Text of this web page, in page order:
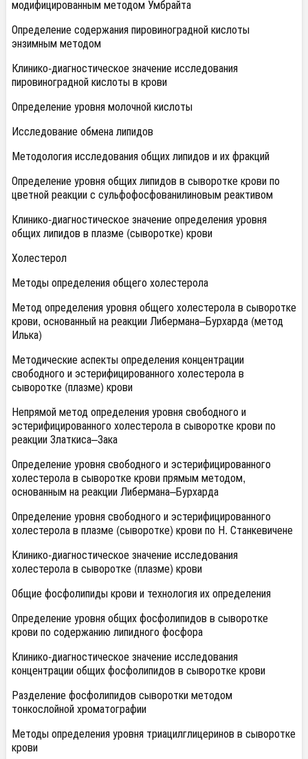
модифицированным методом Умбрайта
Определение содержания пировиноградной кислоты
энзимным методом
Клинико-диагностическое значение исследования
пировиноградной кислоты в крови
Определение уровня молочной кислоты
Исследование обмена липидов
Методология исследования общих липидов и их фракций
Определение уровня общих липидов в сыворотке крови по
цветной реакции с сульфофосфованилиновым реактивом
Клинико-диагностическое значение определения уровня
общих липидов в плазме (сыворотке) крови
Холестерол
Методы определения общего холестерола
Метод определения уровня общего холестерола в сыворотке
крови, основанный на реакции Либермана–Бурхарда (метод
Илька)
Методические аспекты определения концентрации
свободного и эстерифицированного холестерола в
сыворотке (плазме) крови
Непрямой метод определения уровня свободного и
эстерифицированного холестерола в сыворотке крови по
реакции Златкиса–Зака
Определение уровня свободного и эстерифицированного
холестерола в сыворотке крови прямым методом,
основанным на реакции Либермана–Бурхарда
Определение уровня свободного и эстерифицированного
холестерола в плазме (сыворотке) крови по Н. Станкевичене
Клинико-диагностическое значение исследования
холестерола в сыворотке (плазме) крови
Общие фосфолипиды крови и технология их определения
Определение уровня общих фосфолипидов в сыворотке
крови по содержанию липидного фосфора
Клинико-диагностическое значение исследования
концентрации общих фосфолипидов в сыворотке крови
Разделение фосфолипидов сыворотки методом
тонкослойной хроматографии
Методы определения уровня триацилглицеринов в сыворотке
крови